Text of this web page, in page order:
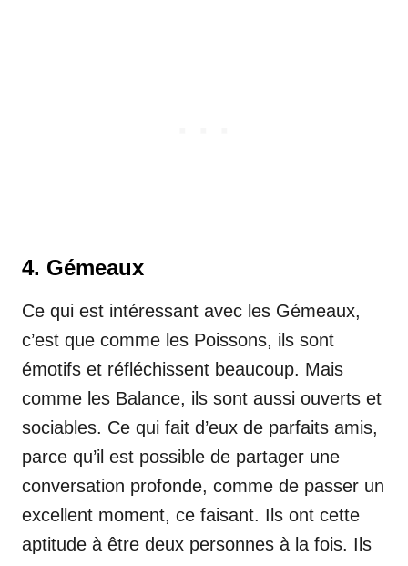
4. Gémeaux
Ce qui est intéressant avec les Gémeaux,
c’est que comme les Poissons, ils sont
émotifs et réfléchissent beaucoup. Mais
comme les Balance, ils sont aussi ouverts et
sociables. Ce qui fait d’eux de parfaits amis,
parce qu’il est possible de partager une
conversation profonde, comme de passer un
excellent moment, ce faisant. Ils ont cette
aptitude à être deux personnes à la fois. Ils